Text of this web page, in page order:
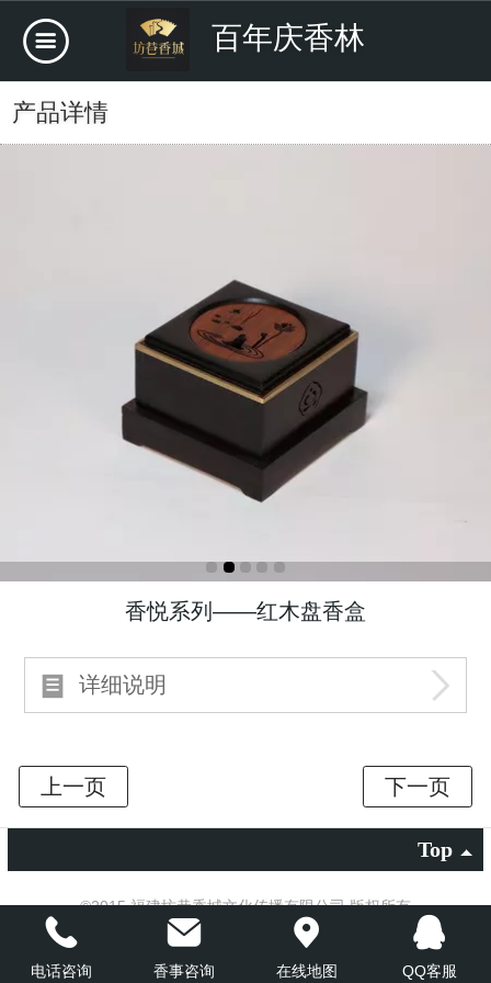
百年庆香林
产品详情
香悦系列——红木盘香盒
详细说明
Top
©2015 福建坊巷香城文化传播有限公司 版权所有
电话咨询
香事咨询 在线地图 QQ客服